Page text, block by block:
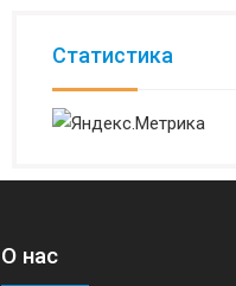
Статистика
О нас